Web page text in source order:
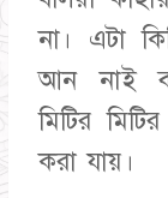
না। এটা
আন নাই
মিটির
করা যায়।